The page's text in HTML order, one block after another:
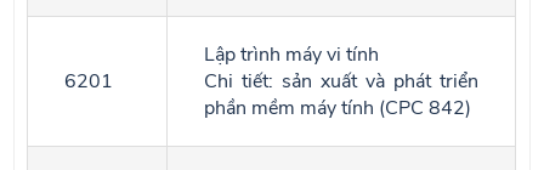
6201
Lập trình máy vi tính
Chi tiết: sản xuất và phát triển
phần mềm máy tính (CPC 842)